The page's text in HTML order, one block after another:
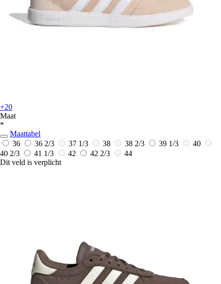
+20
Maat
*
Maattabel
36
36 2/3 37 1/3 38 38 2/3 39 1/3
40
40 2/3
41 1/3 42 42 2/3
44
Dit veld is verplicht